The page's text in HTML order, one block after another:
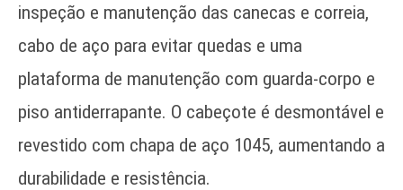
inspeção e manutenção das canecas e correia,
cabo de aço para evitar quedas e uma
plataforma de manutenção com guarda-corpo e
piso antiderrapante. O cabeçote é desmontável e
revestido com chapa de aço 1045, aumentando a
durabilidade e resistência.